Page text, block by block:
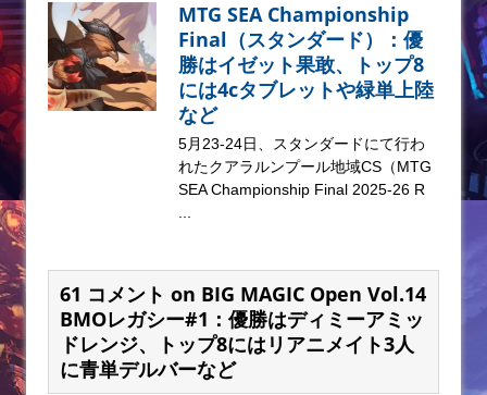
MTG SEA Championship
Final（スタンダード）：優
勝はイゼット果敢、トップ8
には4cタブレットや緑単上陸
など
5月23-24日、スタンダードにて行わ
れたクアラルンプール地域CS（MTG
SEA Championship Final 2025-26 R
...
61 コメント on BIG MAGIC Open Vol.14
BMOレガシー#1：優勝はディミーアミッ
ドレンジ、トップ8にはリアニメイト3人
に青単デルバーなど